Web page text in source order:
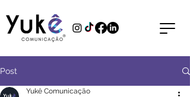
Post
Yukê Comunicação